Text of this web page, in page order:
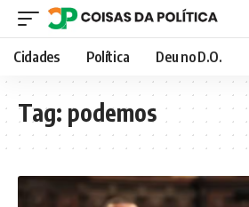
Cidades Política Deu no D.O.
Tag: podemos